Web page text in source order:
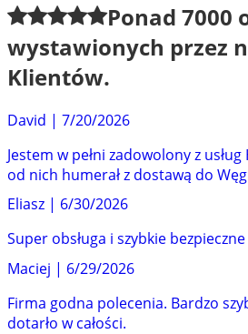
Ponad 7000
wystawionych przez
Klientów.
David | 7/20/2026
Jestem w pełni zadowolony z
od nich humerał z dostawą do
Eliasz | 6/30/2026
Super obsługa i szybkie
Maciej | 6/29/2026
Firma godna polecenia. Bardzo
dotarło w całości.